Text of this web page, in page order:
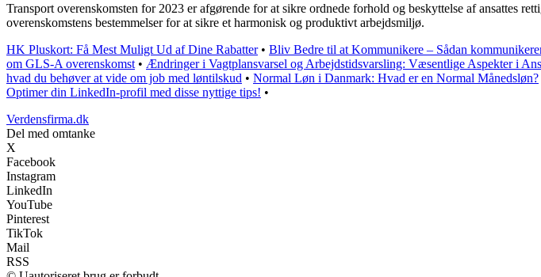
Transport overenskomsten for 2023 er afgørende for at sikre ordnede forhold og beskyttelse af ansattes
overenskomstens bestemmelser for at sikre et harmonisk og produktivt arbejdsmiljø.
HK Pluskort: Få Mest Muligt Ud af Dine Rabatter• Bliv Bedre til at Kommunikere – Sådan
om GLS-A overenskomst • Ændringer i Vagtplansvarsel og Arbejdstidsvarsling: Væsentlige Aspekter i
hvad du behøver at vide om job med løntilskud • Normal Løn i Danmark: Hvad er en Normal Månedsløn?
Optimer din LinkedIn-profil med disse nyttige tips! •
Verdensfirma.dk
Del med omtanke
X
Facebook
Instagram
LinkedIn
YouTube
Pinterest
TikTok
Mail
RSS